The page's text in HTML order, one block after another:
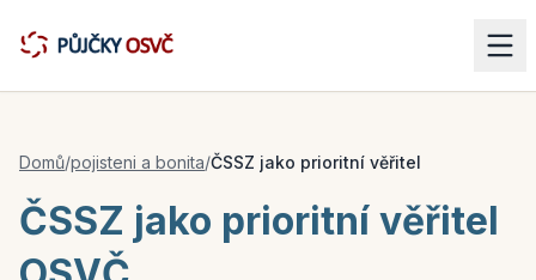
Domů/pojisteni a bonita/ČSSZ jako prioritní věřitel
ČSSZ jako prioritní věřitel